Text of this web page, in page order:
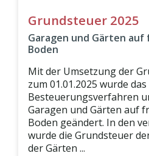
Grundsteuer 2025
Garagen und Gärten auf
Boden
Mit der Umsetzung der
zum 01.01.2025 wurde das
Besteuerungsverfahren
Garagen und Gärten auf
Boden geändert. In den
wurde die Grundsteuer
der Gärten ...